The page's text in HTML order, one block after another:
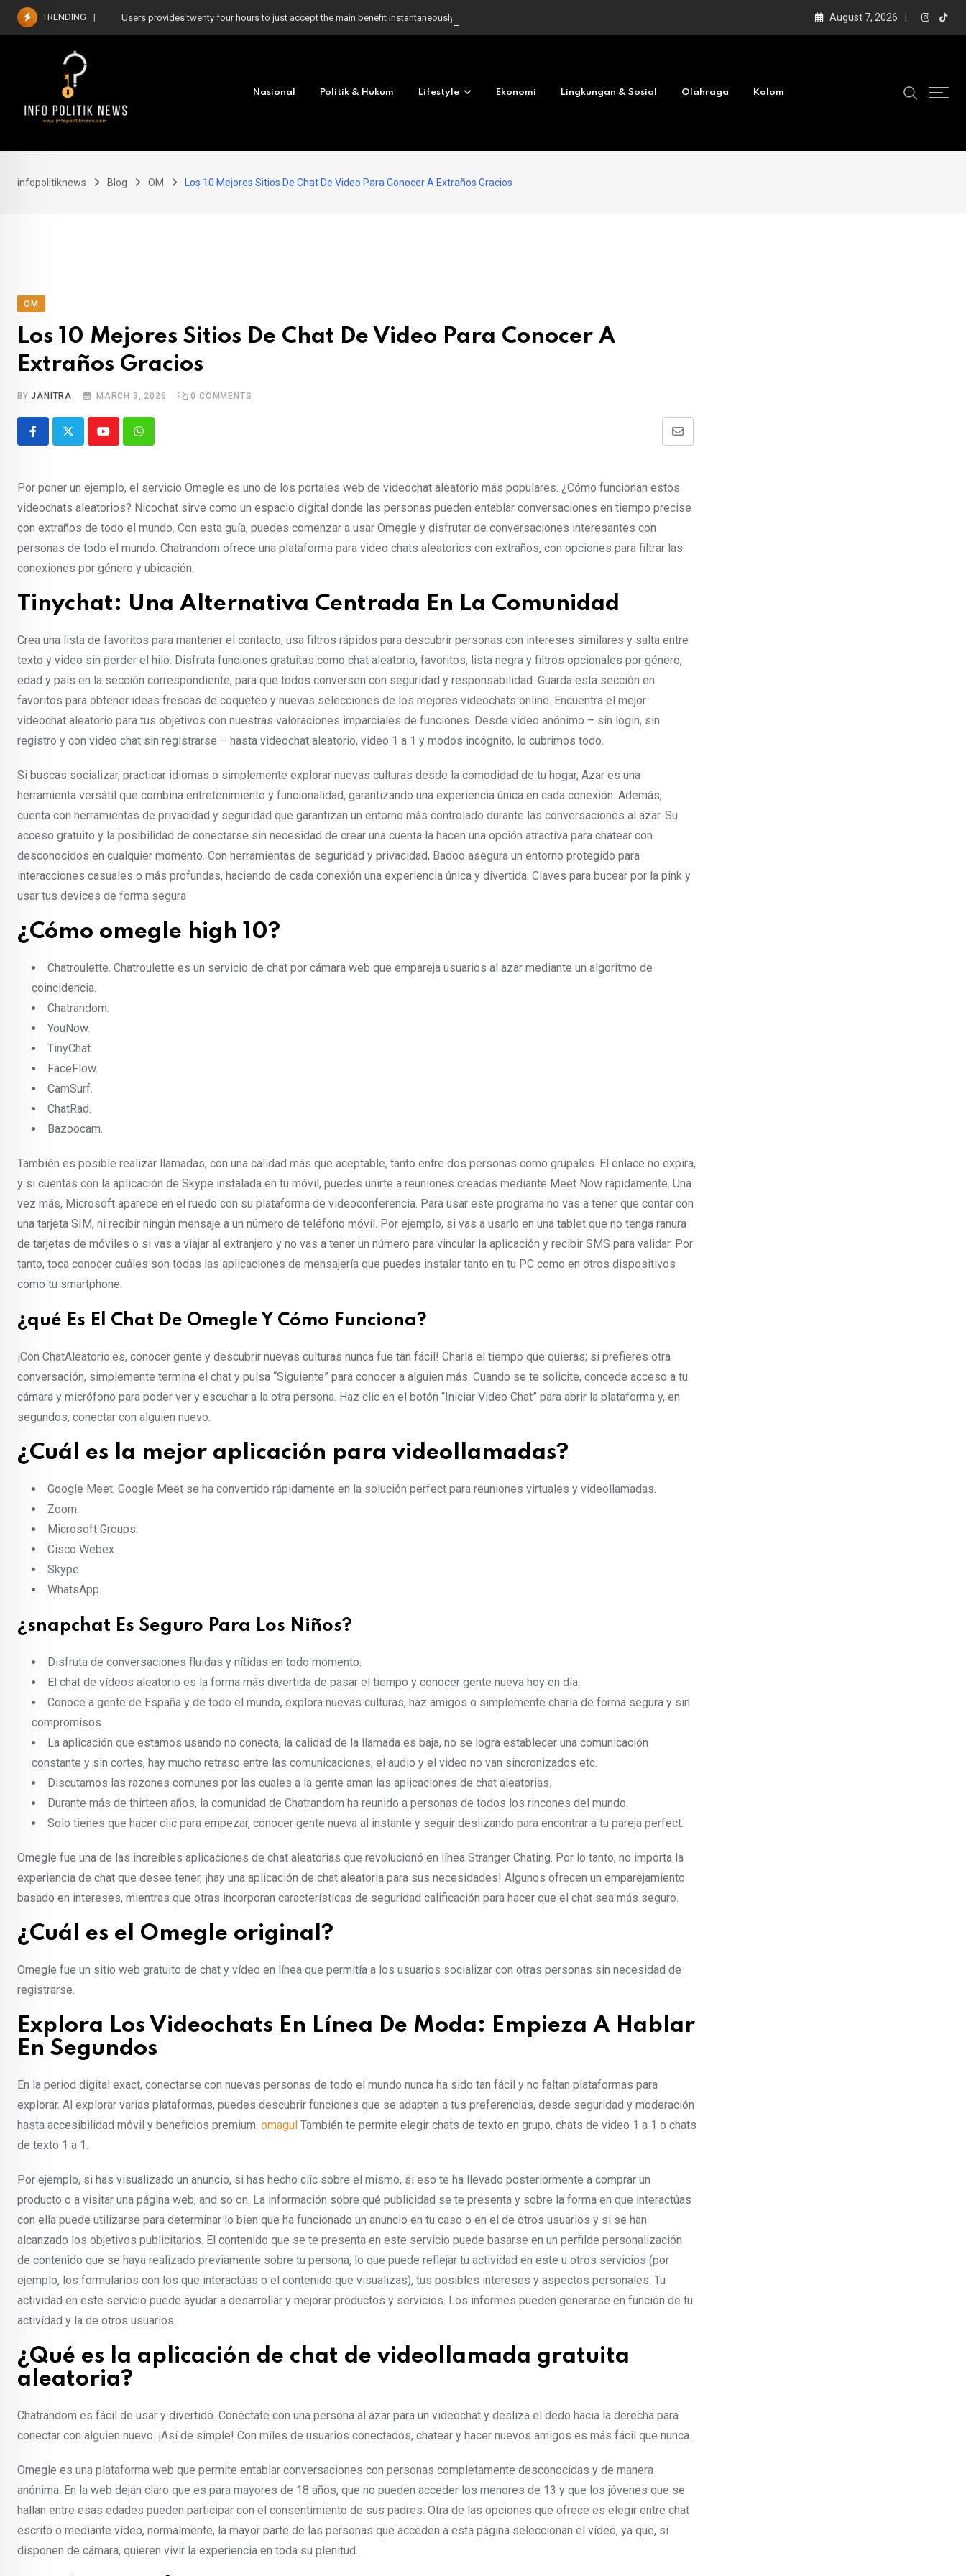
Skip
TRENDING Users provides twenty four hours to just accept the main benefit instantaneously once it is considering August 7, 2026
Nasional Politik & Hukum Lifestyle Ekonomi Lingkungan & Sosial Olahraga Kolom
infopolitiknews Blog OM Los 10 Mejores Sitios De Chat De Video Para Conocer A Extraños Gracios
OM
Los 10 Mejores Sitios De Chat De Video Para Conocer A
Extraños Gracios
BYJANITRA MARCH 3, 2026 0 COMMENTS
YoutubeWhatsapp
Share
Por poner un ejemplo, el servicio Omegle es uno de los portales web de videochat aleatorio más populares. ¿Cómo funcionan estos
videochats aleatorios? Nicochat sirve como un espacio digital donde las personas pueden entablar conversaciones en tiempo precise
con extraños de todo el mundo. Con esta guía, puedes comenzar a usar Omegle y disfrutar de conversaciones interesantes con
personas de todo el mundo. Chatrandom ofrece una plataforma para video chats aleatorios con extraños, con opciones para filtrar las
conexiones por género y ubicación.
Tinychat: Una Alternativa Centrada En La Comunidad
Crea una lista de favoritos para mantener el contacto, usa filtros rápidos para descubrir personas con intereses similares y salta entre
texto y video sin perder el hilo. Disfruta funciones gratuitas como chat aleatorio, favoritos, lista negra y filtros opcionales por género,
edad y país en la sección correspondiente, para que todos conversen con seguridad y responsabilidad. Guarda esta sección en
favoritos para obtener ideas frescas de coqueteo y nuevas selecciones de los mejores videochats online. Encuentra el mejor
videochat aleatorio para tus objetivos con nuestras valoraciones imparciales de funciones. Desde video anónimo – sin login, sin
registro y con video chat sin registrarse – hasta videochat aleatorio, video 1 a 1 y modos incógnito, lo cubrimos todo.
Si buscas socializar, practicar idiomas o simplemente explorar nuevas culturas desde la comodidad de tu hogar, Azar es una
herramienta versátil que combina entretenimiento y funcionalidad, garantizando una experiencia única en cada conexión. Además,
cuenta con herramientas de privacidad y seguridad que garantizan un entorno más controlado durante las conversaciones al azar. Su
acceso gratuito y la posibilidad de conectarse sin necesidad de crear una cuenta la hacen una opción atractiva para chatear con
desconocidos en cualquier momento. Con herramientas de seguridad y privacidad, Badoo asegura un entorno protegido para
interacciones casuales o más profundas, haciendo de cada conexión una experiencia única y divertida. Claves para bucear por la pink y
usar tus devices de forma segura
¿Cómo omegle high 10?
Chatroulette. Chatroulette es un servicio de chat por cámara web que empareja usuarios al azar mediante un algoritmo de
coincidencia.
Chatrandom.
YouNow.
TinyChat.
FaceFlow.
CamSurf.
ChatRad.
Bazoocam.
También es posible realizar llamadas, con una calidad más que aceptable, tanto entre dos personas como grupales. El enlace no expira,
y si cuentas con la aplicación de Skype instalada en tu móvil, puedes unirte a reuniones creadas mediante Meet Now rápidamente. Una
vez más, Microsoft aparece en el ruedo con su plataforma de videoconferencia. Para usar este programa no vas a tener que contar con
una tarjeta SIM, ni recibir ningún mensaje a un número de teléfono móvil. Por ejemplo, si vas a usarlo en una tablet que no tenga ranura
de tarjetas de móviles o si vas a viajar al extranjero y no vas a tener un número para vincular la aplicación y recibir SMS para validar. Por
tanto, toca conocer cuáles son todas las aplicaciones de mensajería que puedes instalar tanto en tu PC como en otros dispositivos
como tu smartphone.
¿qué Es El Chat De Omegle Y Cómo Funciona?
¡Con ChatAleatorio.es, conocer gente y descubrir nuevas culturas nunca fue tan fácil! Charla el tiempo que quieras; si prefieres otra
conversación, simplemente termina el chat y pulsa “Siguiente” para conocer a alguien más. Cuando se te solicite, concede acceso a tu
cámara y micrófono para poder ver y escuchar a la otra persona. Haz clic en el botón “Iniciar Video Chat” para abrir la plataforma y, en
segundos, conectar con alguien nuevo.
¿Cuál es la mejor aplicación para videollamadas?
Google Meet. Google Meet se ha convertido rápidamente en la solución perfect para reuniones virtuales y videollamadas.
Zoom.
Microsoft Groups.
Cisco Webex.
Skype.
WhatsApp.
¿snapchat Es Seguro Para Los Niños?
Disfruta de conversaciones fluidas y nítidas en todo momento.
El chat de vídeos aleatorio es la forma más divertida de pasar el tiempo y conocer gente nueva hoy en día.
Conoce a gente de España y de todo el mundo, explora nuevas culturas, haz amigos o simplemente charla de forma segura y sin
compromisos.
La aplicación que estamos usando no conecta, la calidad de la llamada es baja, no se logra establecer una comunicación
constante y sin cortes, hay mucho retraso entre las comunicaciones, el audio y el video no van sincronizados etc.
Discutamos las razones comunes por las cuales a la gente aman las aplicaciones de chat aleatorias.
Durante más de thirteen años, la comunidad de Chatrandom ha reunido a personas de todos los rincones del mundo.
Solo tienes que hacer clic para empezar, conocer gente nueva al instante y seguir deslizando para encontrar a tu pareja perfect.
Omegle fue una de las increíbles aplicaciones de chat aleatorias que revolucionó en línea Stranger Chating. Por lo tanto, no importa la
experiencia de chat que desee tener, ¡hay una aplicación de chat aleatoria para sus necesidades! Algunos ofrecen un emparejamiento
basado en intereses, mientras que otras incorporan características de seguridad calificación para hacer que el chat sea más seguro.
¿Cuál es el Omegle original?
Omegle fue un sitio web gratuito de chat y vídeo en línea que permitía a los usuarios socializar con otras personas sin necesidad de
registrarse.
Explora Los Videochats En Línea De Moda: Empieza A Hablar
En Segundos
En la period digital exact, conectarse con nuevas personas de todo el mundo nunca ha sido tan fácil y no faltan plataformas para
explorar. Al explorar varias plataformas, puedes descubrir funciones que se adapten a tus preferencias, desde seguridad y moderación
hasta accesibilidad móvil y beneficios premium. omagul También te permite elegir chats de texto en grupo, chats de video 1 a 1 o chats
de texto 1 a 1.
Por ejemplo, si has visualizado un anuncio, si has hecho clic sobre el mismo, si eso te ha llevado posteriormente a comprar un
producto o a visitar una página web, and so on. La información sobre qué publicidad se te presenta y sobre la forma en que interactúas
con ella puede utilizarse para determinar lo bien que ha funcionado un anuncio en tu caso o en el de otros usuarios y si se han
alcanzado los objetivos publicitarios. El contenido que se te presenta en este servicio puede basarse en un perfilde personalización
de contenido que se haya realizado previamente sobre tu persona, lo que puede reflejar tu actividad en este u otros servicios (por
ejemplo, los formularios con los que interactúas o el contenido que visualizas), tus posibles intereses y aspectos personales. Tu
actividad en este servicio puede ayudar a desarrollar y mejorar productos y servicios. Los informes pueden generarse en función de tu
actividad y la de otros usuarios.
¿Qué es la aplicación de chat de videollamada gratuita
aleatoria?
Chatrandom es fácil de usar y divertido. Conéctate con una persona al azar para un videochat y desliza el dedo hacia la derecha para
conectar con alguien nuevo. ¡Así de simple! Con miles de usuarios conectados, chatear y hacer nuevos amigos es más fácil que nunca.
Omegle es una plataforma web que permite entablar conversaciones con personas completamente desconocidas y de manera
anónima. En la web dejan claro que es para mayores de 18 años, que no pueden acceder los menores de 13 y que los jóvenes que se
hallan entre esas edades pueden participar con el consentimiento de sus padres. Otra de las opciones que ofrece es elegir entre chat
escrito o mediante vídeo, normalmente, la mayor parte de las personas que acceden a esta página seleccionan el vídeo, ya que, si
disponen de cámara, quieren vivir la experiencia en toda su plenitud.